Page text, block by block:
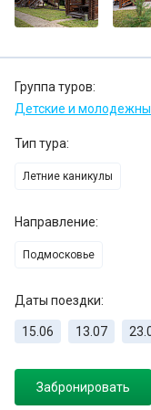
Группа туров:
Детские и
Тип тура:
Летние каникулы
Направление:
Подмосковье
Даты поездки:
15.06 13.07
Забронировать